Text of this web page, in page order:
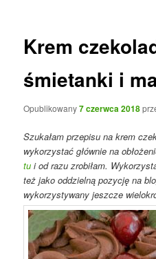
Krem
śmietanki i
Opublikowany7 czerwca 2018
Szukałam przepisu na krem
wykorzystać głównie na
tu i od razu zrobiłam.
też jako oddzielną pozycję na
wykorzystywany jeszcze